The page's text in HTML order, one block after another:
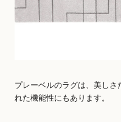
プレーベルのラグは、美し
れた機能性にもあります。